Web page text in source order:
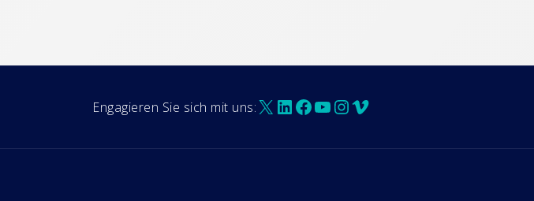
Engagieren Sie sich mit uns:X LinkedIn
Facebook
YouTube
Instagram
Vimeo